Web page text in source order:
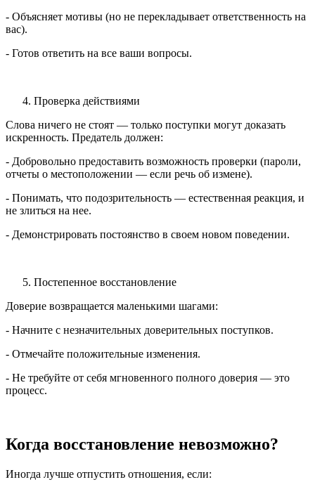
- Объясняет мотивы (но не перекладывает ответственность на
вас).
- Готов ответить на все ваши вопросы.
Проверка действиями
Слова ничего не стоят — только поступки могут доказать
искренность. Предатель должен:
- Добровольно предоставить возможность проверки (пароли,
отчеты о местоположении — если речь об измене).
- Понимать, что подозрительность — естественная реакция, и
не злиться на нее.
- Демонстрировать постоянство в своем новом поведении.
Постепенное восстановление
Доверие возвращается маленькими шагами:
- Начните с незначительных доверительных поступков.
- Отмечайте положительные изменения.
- Не требуйте от себя мгновенного полного доверия — это
процесс.
Когда восстановление невозможно?
Иногда лучше отпустить отношения, если: